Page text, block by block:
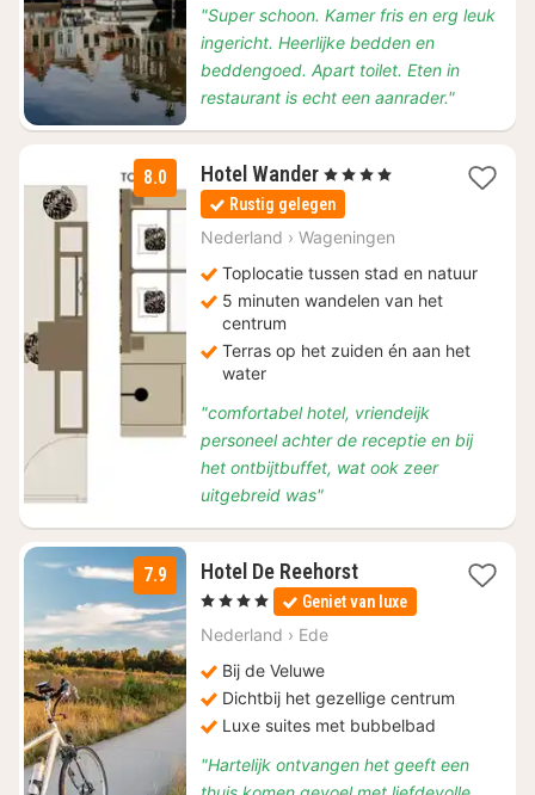
"Super schoon. Kamer fris en erg leuk
ingericht. Heerlijke bedden en
beddengoed. Apart toilet. Eten in
restaurant is echt een aanrader."
8.0 Hotel Wander1
nacht
vanaf
€
, 4 Sterren
Rustig gelegen
Nederland › Wageningen
Toplocatie tussen stad en natuur
5 minuten wandelen van het
centrum
Terras op het zuiden én aan het
water
"comfortabel hotel, vriendeijk
personeel achter de receptie en bij
het ontbijtbuffet, wat ook zeer
uitgebreid was"
7.9 Hotel De Reehorst1
nacht
vanaf
, 4 Sterren Geniet van luxe
Nederland › Ede
Bij de Veluwe
Dichtbij het gezellige centrum
Luxe suites met bubbelbad
"Hartelijk ontvangen het geeft een